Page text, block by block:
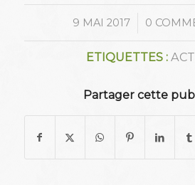
9 MAI 2017
/ 0
ETIQUETTES :
Partager cette